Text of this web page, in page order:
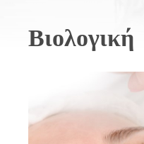
Βιολογική